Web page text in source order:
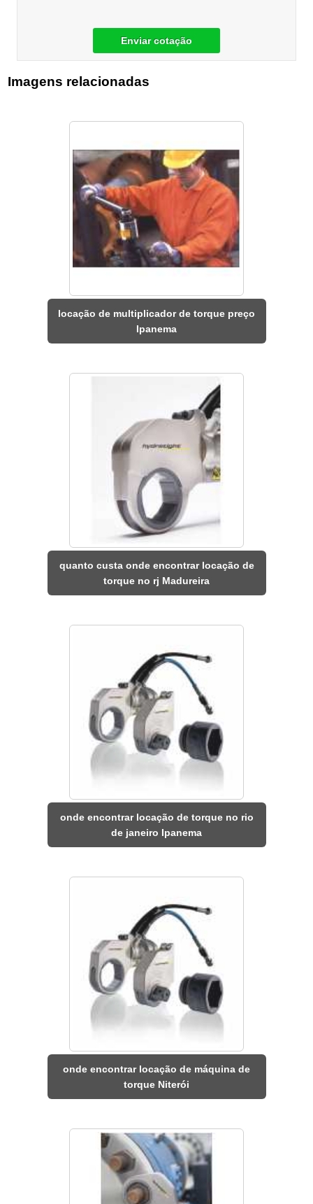
Enviar cotação
Imagens relacionadas
locação de multiplicador de torque preço
Ipanema
quanto custa onde encontrar locação de
torque no rj Madureira
onde encontrar locação de torque no rio
de janeiro Ipanema
onde encontrar locação de máquina de
torque Niterói